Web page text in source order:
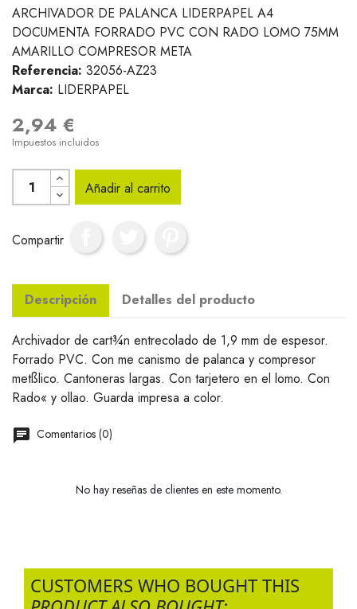
ARCHIVADOR DE PALANCA LIDERPAPEL A4
DOCUMENTA FORRADO PVC CON RADO LOMO 75MM
AMARILLO COMPRESOR META
Referencia: 32056-AZ23
Marca: LIDERPAPEL
2,94 €
Impuestos incluidos
Añadir al carrito
Compartir
Descripción Detalles del producto
Archivador de cart¾n entrecolado de 1,9 mm de espesor.
Forrado PVC. Con me canismo de palanca y compresor
metßlico. Cantoneras largas. Con tarjetero en el lomo. Con
Rado« y ollao. Guarda impresa a color.
Comentarios (0)
No hay reseñas de clientes en este momento.
CUSTOMERS WHO BOUGHT THIS